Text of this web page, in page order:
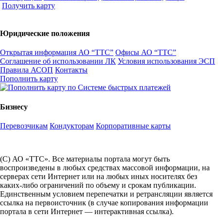
Получить карту
Юридические положения
Открытая информация АО “ТТС” Офисы АО “ТТС”
Соглашение об использовании ЛК Условия использования ЭСП
Правила АСОП Контакты
Пополнить карту
Бизнесу
Перевозчикам Кондукторам Корпоративные карты
(С) АО «ТТС». Все материалы портала могут быть
воспроизведены в любых средствах массовой информации, на
серверах сети Интернет или на любых иных носителях без
каких-либо ограничений по объему и срокам публикации.
Единственным условием перепечатки и ретрансляции является
ссылка на первоисточник (в случае копирования информации
портала в сети Интернет — интерактивная ссылка).